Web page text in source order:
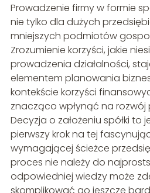
Prowadzenie firmy w formie
nie tylko dla dużych
mniejszych podmiotów
Zrozumienie korzyści, jakie
prowadzenia działalności,
elementem planowania
kontekście korzyści
znacząco wpłynąć na rozwój
Decyzja o założeniu spółki to
pierwszy krok na tej
wymagającej ścieżce
proces nie należy do
odpowiedniej wiedzy może
skomplikować go jeszcze